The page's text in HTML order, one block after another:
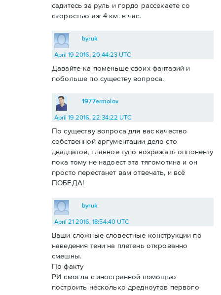
садитесь за руль и гордо рассекаете со
скоростью аж 4 км. в час.
byruk
April 19 2016, 20:44:23 UTC
Давайте-ка поменьше своих фантазий и
побольше по существу вопроса.
1977ermolov
April 19 2016, 22:34:22 UTC
По существу вопроса для вас качество
собственной аргументации дело сто
двадцатое, главное тупо возражать оппоненту
пока тому не надоест эта тягомотина и он
просто перестанет вам отвечать, и всё
ПОБЕДА!
byruk
April 21 2016, 18:54:40 UTC
Ваши сложные словестные конструкции по
наведения тени на плетень открованно
смешны.
По факту
РИ смогла с иностранной помощью
построить несколько дредноутов первого